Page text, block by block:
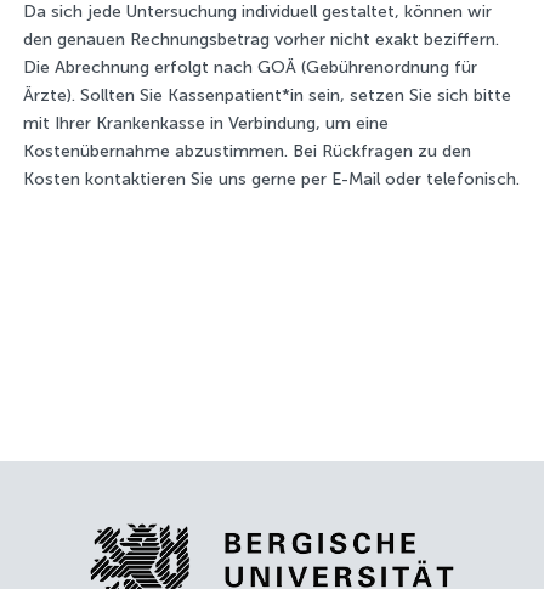
Da sich jede Untersuchung individuell gestaltet, können wir
den genauen Rechnungsbetrag vorher nicht exakt beziffern.
Die Abrechnung erfolgt nach GOÄ (Gebührenordnung für
Ärzte). Sollten Sie Kassenpatient*in sein, setzen Sie sich bitte
mit Ihrer Krankenkasse in Verbindung, um eine
Kostenübernahme abzustimmen. Bei Rückfragen zu den
Kosten kontaktieren Sie uns gerne per E-Mail oder telefonisch.